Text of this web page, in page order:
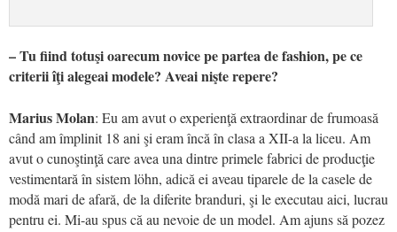
– Tu fiind totuşi oarecum novice pe partea de fashion, pe ce
criterii îţi alegeai modele? Aveai nişte repere?
Marius Molan: Eu am avut o experienţă extraordinar de frumoasă
când am împlinit 18 ani şi eram încă în clasa a XII-a la liceu. Am
avut o cunoştinţă care avea una dintre primele fabrici de producţie
vestimentară în sistem löhn, adică ei aveau tiparele de la casele de
modă mari de afară, de la diferite branduri, şi le executau aici, lucrau
pentru ei. Mi-au spus că au nevoie de un model. Am ajuns să pozez